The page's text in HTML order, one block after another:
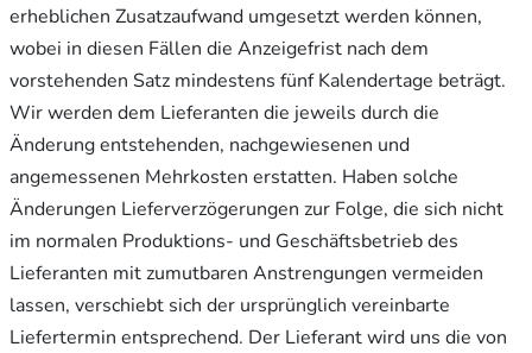
erheblichen Zusatzaufwand umgesetzt werden können,
wobei in diesen Fällen die Anzeigefrist nach dem
vorstehenden Satz mindestens fünf Kalendertage beträgt.
Wir werden dem Lieferanten die jeweils durch die
Änderung entstehenden, nachgewiesenen und
angemessenen Mehrkosten erstatten. Haben solche
Änderungen Lieferverzögerungen zur Folge, die sich nicht
im normalen Produktions- und Geschäftsbetrieb des
Lieferanten mit zumutbaren Anstrengungen vermeiden
lassen, verschiebt sich der ursprünglich vereinbarte
Liefertermin entsprechend. Der Lieferant wird uns die von